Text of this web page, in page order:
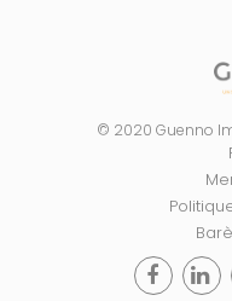
© 2020 Guenno